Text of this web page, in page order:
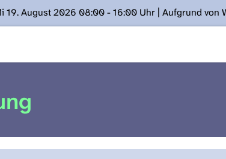
19. August 2026 08:00 - 16:00 Uhr | Aufgrund von
Kontakt: www.podcast.unibe.ch